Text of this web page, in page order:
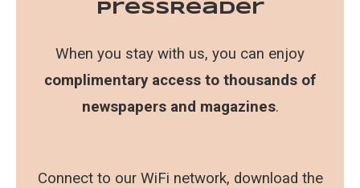
PressReader
When you stay with us, you can enjoy
complimentary access to thousands of
newspapers and magazines.
Connect to our WiFi network, download the